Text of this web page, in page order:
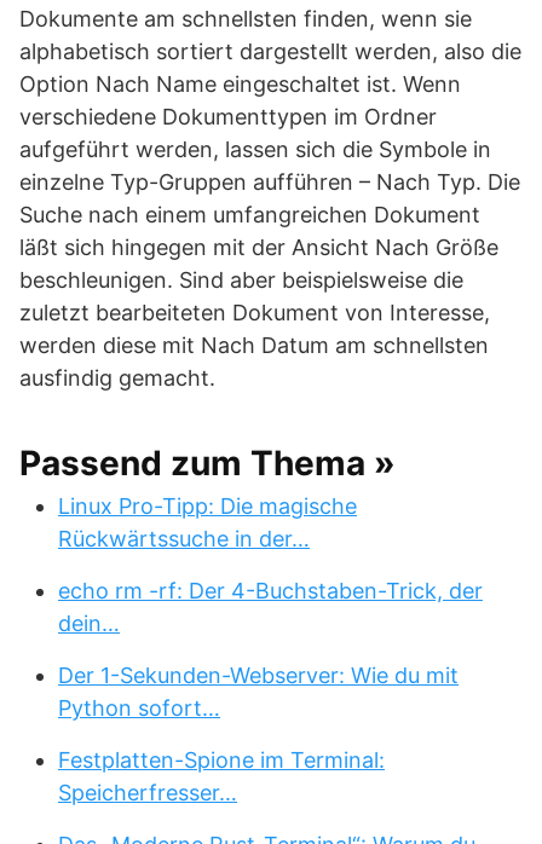
Dokumente am schnellsten finden, wenn sie
alphabetisch sortiert dargestellt werden, also die
Option Nach Name eingeschaltet ist. Wenn
verschiedene Dokumenttypen im Ordner
aufgeführt werden, lassen sich die Symbole in
einzelne Typ-Gruppen aufführen – Nach Typ. Die
Suche nach einem umfangreichen Dokument
läßt sich hingegen mit der Ansicht Nach Größe
beschleunigen. Sind aber beispielsweise die
zuletzt bearbeiteten Dokument von Interesse,
werden diese mit Nach Datum am schnellsten
ausfindig gemacht.
Passend zum Thema »
Linux Pro-Tipp: Die magische
Rückwärtssuche in der…
echo rm -rf: Der 4-Buchstaben-Trick, der
dein…
Der 1-Sekunden-Webserver: Wie du mit
Python sofort…
Festplatten-Spione im Terminal:
Speicherfresser…